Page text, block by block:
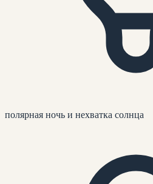
полярная ночь и нехватка солнца